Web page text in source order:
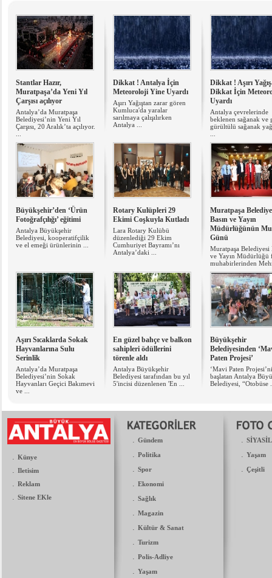
Stantlar Hazır,​
Muratpaşa’da Yeni Yıl
Çarşısı açılıyor
Antalya’da Muratpaşa
Belediyesi’nin Yeni Yıl
Çarşısı, 20 Aralık’ta açılıyor.
Dikkat ! Antalya İçin
Meteoroloji Yine Uyardı
Aşırı Yağıştan zarar gören
Kumluca'da yaralar
sarılmaya çalışılırken
Antalya ...
Dikkat ! Aşırı
Dikkat İçin
Uyardı
Antalya çevrelerinde
beklenen sağanak ve
gürültülü sağanak
Büyükşehir’den ‘Ürün
Fotoğrafçılığı’ eğitimi
Antalya Büyükşehir
Belediyesi, kooperatifçilik
ve el emeği ürünlerinin ...
Rotary Kulüpleri 29
Ekimi Coşkuyla Kutladı
Lara Rotary Kulübü
düzenlediği 29 Ekim
Cumhuriyet Bayramı’nı
Antalya’daki ...
Muratpaşa
Basın ve Yayın
Müdürlüğünün
Günü
Muratpaşa Belediyesi
ve Yayın Müdürlüğü
muhabirlerinden
Aşırı Sıcaklarda Sokak
Hayvanlarına Sulu
Serinlik
Antalya’da Muratpaşa
Belediyesi’nin Sokak
Hayvanları Geçici Bakımevi
ve ...
En güzel bahçe ve balkon
sahipleri ödüllerini
törenle aldı
Antalya Büyükşehir
Belediyesi tarafından bu yıl
5'incisi düzenlenen 'En ...
Büyükşehir
Belediyesinden
Paten Projesi’
‘Mavi Paten Projesi’ni
başlatan Antalya
Belediyesi, “Otobüse
. Künye
. Iletisim
. Reklam
. Sitene EKle
. Gündem
. Politika
. Spor
. Ekonomi
. Sağlık
. Magazin
. Kültür & Sanat
. Turizm
. Polis-Adliye
. Yaşam
.
. Yaşam
. Çeşitli